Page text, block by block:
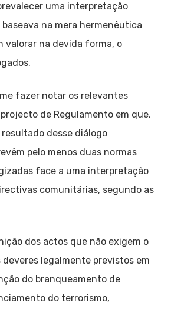
uma interpretação
na mera hermenêutica
valorar na devida forma, o
fazer notar os relevantes
de Regulamento em que,
desse diálogo
pelo menos duas normas
face a uma interpretação
comunitárias, segundo as
dos actos que não exigem o
legalmente previstos em
do branqueamento de
do terrorismo,